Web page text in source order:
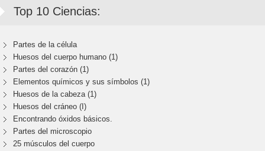
Top 10 Ciencias:
Partes de la célula
Huesos del cuerpo humano (1)
Partes del corazón (1)
Elementos químicos y sus símbolos (1)
Huesos de la cabeza (1)
Huesos del cráneo (I)
Encontrando óxidos básicos.
Partes del microscopio
25 músculos del cuerpo